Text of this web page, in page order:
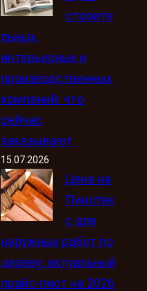
строите
льных,
интерьерных и
производственных
компаний: что
сейчас
заказывают
15.07.2026
Цена на
Пинотек
с для
наружных работ по
дереву: актуальный
прайс-лист на 2026